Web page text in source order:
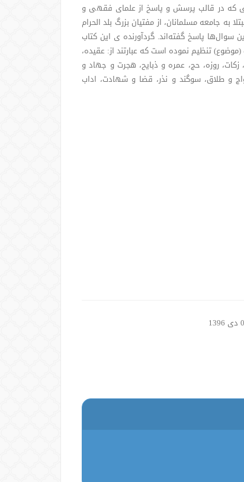
که در قالب پرسش و پاسخ از علمای فقهی و
به جامعه مسلمانان، از مفتیان بزرگ بلد الحرام
سوال‌ها پاسخ گفته‌اند. گردآورنده ی این کتاب
از 2500 صفحه را شامل می‌شود) مسائل مختلف را در 18 باب (موضوع) تنظیم نموده است که عبارتند از: عقیده،
روزه، حج، عمره و ذبایح، هجرت و جهاد و
و طلاق، سوگند و نذر، قضا و شهادت، اداب